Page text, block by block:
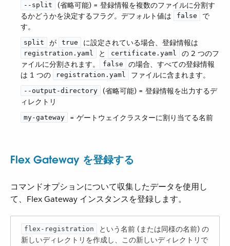
--split
​ (省略可能) = 登録情報を複数のファイルに分割す
るかどうかを決定するフラグ。デフォルト値は ​
false
​ で
す。
split ​ が ​ true ​ に設定されている場合、登録情報は ​
registration.yaml ​ と ​ certificate.yaml
​ の 2 つのフ
ァイルに分割されます。​
false
​ の場合、すべての登録情報
は 1 つの ​
registration.yaml ​ ファイルに含まれます。
--output-directory
​ (省略可能) = 登録情報を出力するデ
ィレクトリ
my-gateway ​ = ゲートウェイクラスターに割り当てる名前
Flex Gateway を登録する
コマンドオプションについて収集したデータを使用し
て、Flex Gateway インスタンスを登録します。
flex-registration
​ という名前 (または同様の名前) の
新しいディレクトリを作成し、この新しいディレクトリで